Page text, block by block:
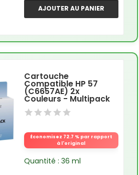
AJOUTER AU PANIER
Cartouche
Compatible HP 57
(C6657AE) 2x
Couleurs - Multipack
Économisez 72.7 % par rapport
à l'original
Quantité : 36 ml